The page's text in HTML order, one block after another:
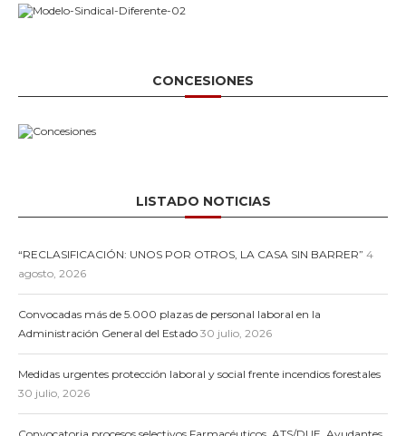
CONCESIONES
LISTADO NOTICIAS
“RECLASIFICACIÓN: UNOS POR OTROS, LA CASA SIN BARRER” 4
agosto, 2026
Convocadas más de 5.000 plazas de personal laboral en la
Administración General del Estado 30 julio, 2026
Medidas urgentes protección laboral y social frente incendios forestales
30 julio, 2026